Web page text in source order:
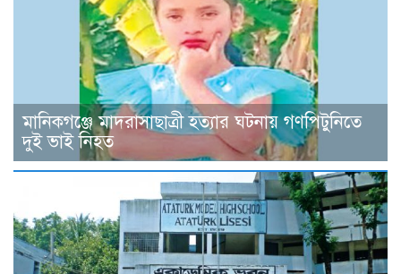
মানিকগঞ্জে মাদরাসাছাত্রী হত্যার ঘটনায় গণপিটুনিতে
দুই ভাই নিহত